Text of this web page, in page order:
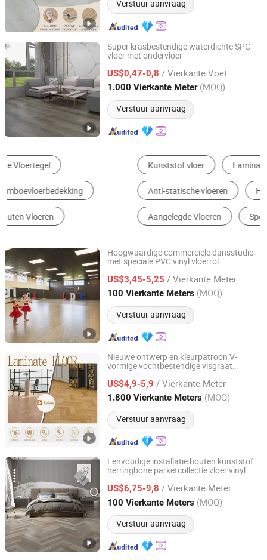
Verstuur aanvraag
Super krasbestendige waterdichte SPC-
vloer met ondervloer
US$0,47-0,8 / Vierkante Voet
1.000 Vierkante Meter (MOQ)
Verstuur aanvraag
Hangzhou Flysnow New Material Co., Ltd
Zhejiang, China Sinds 2025
Kunststof vloer Laminaatvloer
Anti-statische vloeren Hout Plastisch Samengesteld Bevloering
Aangelegde Vloeren Sportvloer
Hoogwaardige commerciële dansstudio
met speciale PVC vinyl vloerrol
US$3,45-5,25 / Vierkante Meter
100 Vierkante Meters (MOQ)
Verstuur aanvraag
Sunjoy Material Technology Co., Ltd.
Jiangsu, China Sinds 2023
Nieuwe ontwerp en kleurpatroon V-
vormige vochtbestendige visgraat
US$4,9-5,9 / Vierkante Meter
1.800 Vierkante Meters (MOQ)
Verstuur aanvraag
Changzhou Richwood Decorative Material Co., Ltd.
Jiangsu, China Sinds 2016
Eenvoudige installatie houten kunststof
herringbone parketcollectie vloer vinyl
voor restaurant kantoor
US$6,75-9,8 / Vierkante Meter
100 Vierkante Meters (MOQ)
Verstuur aanvraag
Changzhou Richwood Decorative Material Co., Ltd.
Jiangsu, China Sinds 2016